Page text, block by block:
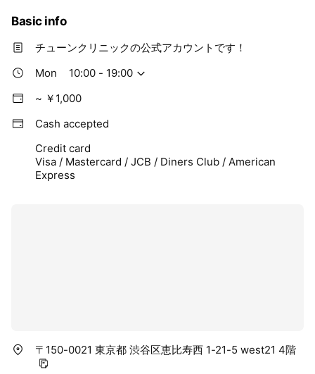
Basic info
チューンクリニックの公式アカウントです！
Mon
10:00 - 19:00
~ ￥1,000
Cash accepted
Credit card
Visa / Mastercard / JCB / Diners Club / American
Express
〒150-0021 東京都 渋谷区恵比寿西 1-21-5 west21 4階